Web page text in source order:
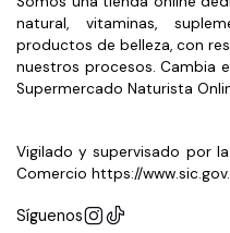
postre.
Gracias a su presentación
para quienes desean
agua, leche o bebidas
bien en recetas como
avenas.
natural, vitaminas,
productos de belleza, con
nuestros procesos. Cambia
Supermercado Naturista
Vigilado y supervisado por
Comercio https://
Síguenos